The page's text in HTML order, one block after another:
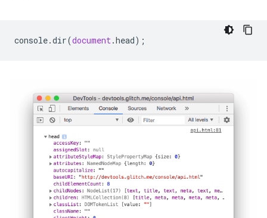
console.dir(document.head);